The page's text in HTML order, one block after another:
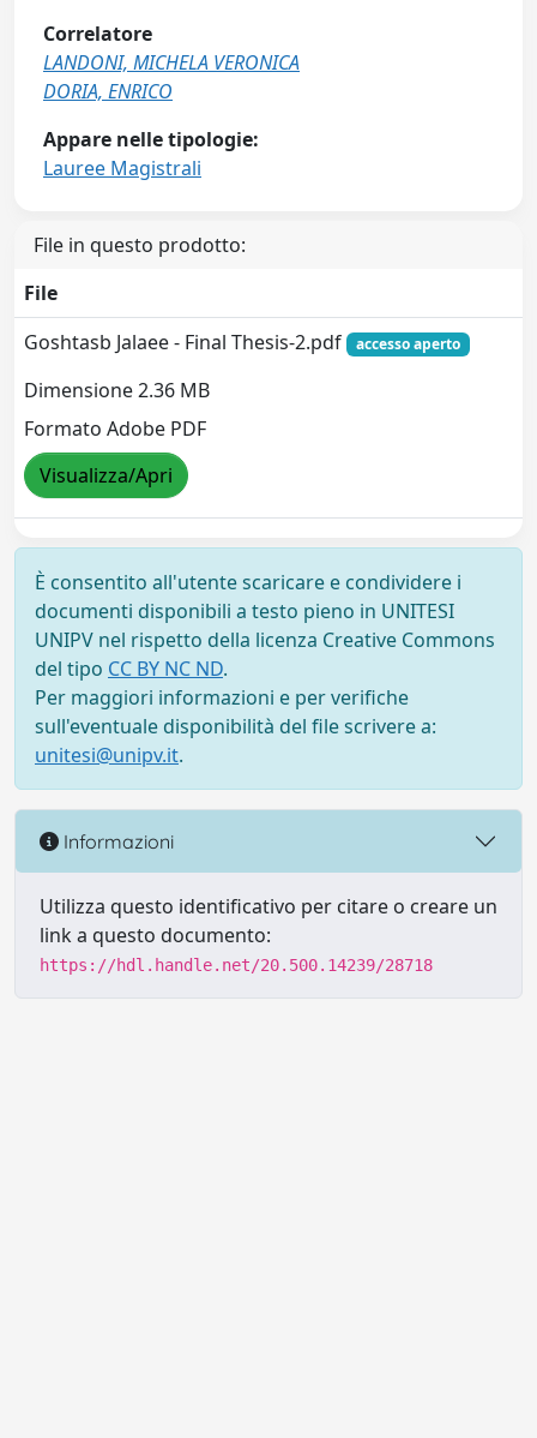
Correlatore
LANDONI, MICHELA VERONICA
DORIA, ENRICO
Appare nelle tipologie:
Lauree Magistrali
File in questo prodotto:
File
Goshtasb Jalaee - Final Thesis-2.pdf
accesso aperto
Dimensione 2.36 MB
Formato Adobe PDF
Visualizza/Apri
È consentito all'utente scaricare e condividere i
documenti disponibili a testo pieno in UNITESI
UNIPV nel rispetto della licenza Creative Commons
del tipo CC BY NC ND.
Per maggiori informazioni e per verifiche
sull'eventuale disponibilità del file scrivere a:
unitesi@unipv.it.
Informazioni
Utilizza questo identificativo per citare o creare un
link a questo documento:
https://hdl.handle.net/20.500.14239/28718